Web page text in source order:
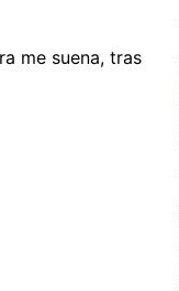
me suena, tras